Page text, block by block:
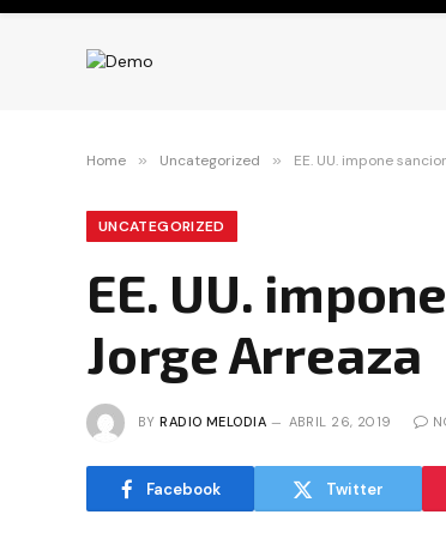
Home » Uncategorized » EE. UU. impone
UNCATEGORIZED
EE. UU.
Jorge Arreaza
BY RADIO MELODIA ABRIL 26, 2019
Facebook Twitter